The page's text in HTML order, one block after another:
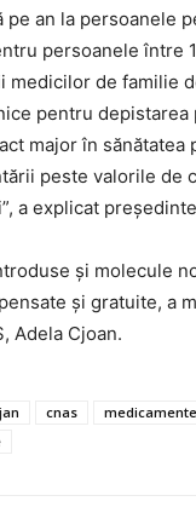
pe an la persoanele
persoanele între
medicilor de familie
pentru depistarea
major în sănătatea
peste valorile de
a explicat
şi molecule
şi gratuite, a
Adela Cjoan.
cnas
medicamente